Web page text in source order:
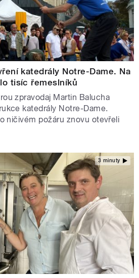
katedrály Notre-Dame. Na
tisíc řemeslníků
zpravodaj Martin Balucha
katedrály Notre-Dame.
ničivém požáru znovu otevřeli
3 minuty